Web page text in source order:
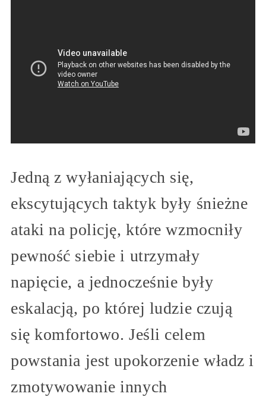
Jedną z wyłaniających się,
ekscytujących taktyk były śnieżne
ataki na policję, które wzmocniły
pewność siebie i utrzymały
napięcie, a jednocześnie były
eskalacją, po której ludzie czują
się komfortowo. Jeśli celem
powstania jest upokorzenie władz i
zmotywowanie innych